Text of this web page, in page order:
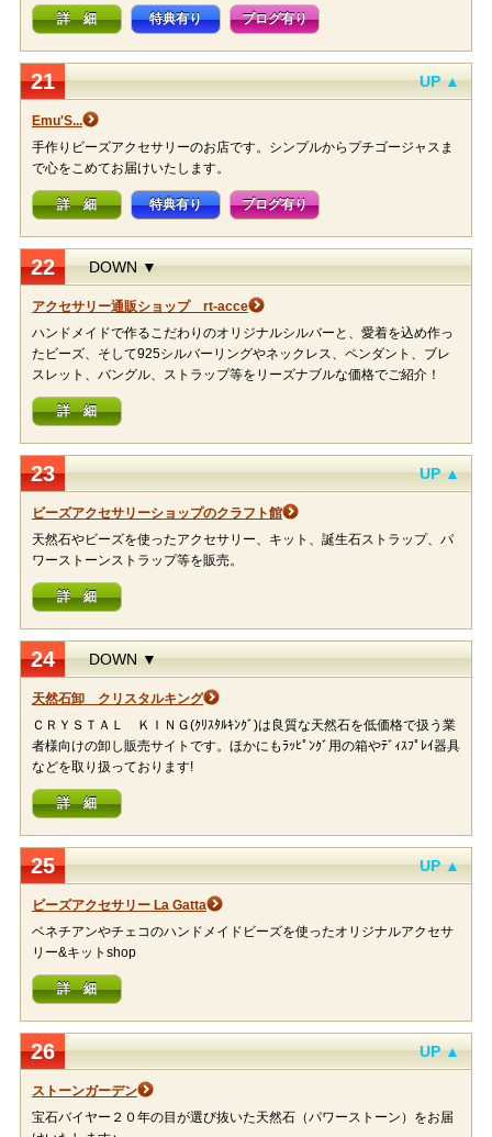
詳 細 特典有り ブログ有り
21 UP ▲
Emu'S...
手作りビーズアクセサリーのお店です。シンプルからプチゴージャスま
で心をこめてお届けいたします。
詳 細 特典有り ブログ有り
22 DOWN ▼
アクセサリー通販ショップ rt-acce
ハンドメイドで作るこだわりのオリジナルシルバーと、愛着を込め作っ
たビーズ、そして925シルバーリングやネックレス、ペンダント、ブレ
スレット、バングル、ストラップ等をリーズナブルな価格でご紹介！
詳 細
23 UP ▲
ビーズアクセサリーショップのクラフト館
天然石やビーズを使ったアクセサリー、キット、誕生石ストラップ、パ
ワーストーンストラップ等を販売。
詳 細
24 DOWN ▼
天然石卸 クリスタルキング
ＣＲＹＳＴＡＬ ＫＩＮＧ(ｸﾘｽﾀﾙｷﾝｸﾞ)は良質な天然石を低価格で扱う業
者様向けの卸し販売サイトです。ほかにもﾗｯﾋﾟﾝｸﾞ用の箱やﾃﾞｨｽﾌﾟﾚｲ器具
などを取り扱っております!
詳 細
25 UP ▲
ビーズアクセサリー La Gatta
ベネチアンやチェコのハンドメイドビーズを使ったオリジナルアクセサ
リー&キットshop
詳 細
26 UP ▲
ストーンガーデン
宝石バイヤー２０年の目が選び抜いた天然石（パワーストーン）をお届